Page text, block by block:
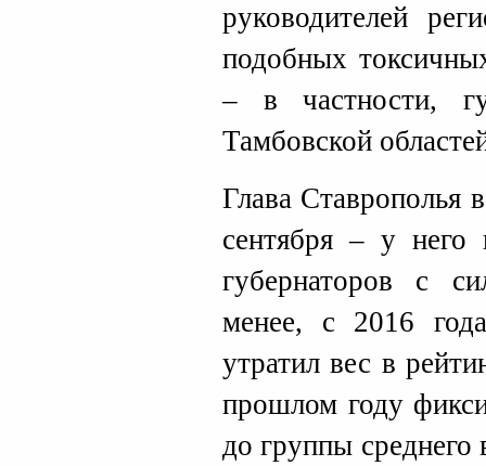
руководителей
подобных
– в частности,
Тамбовской
Глава Ставрополья
сентября – у него
губернаторов с
менее, с 2016
утратил вес в
прошлом году
до группы